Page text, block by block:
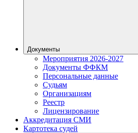
Документы
Мероприятия 2026-2027
Документы ФФКМ
Персональные данные
Судьям
Организациям
Реестр
Лицензирование
Аккредитация СМИ
Картотека судей